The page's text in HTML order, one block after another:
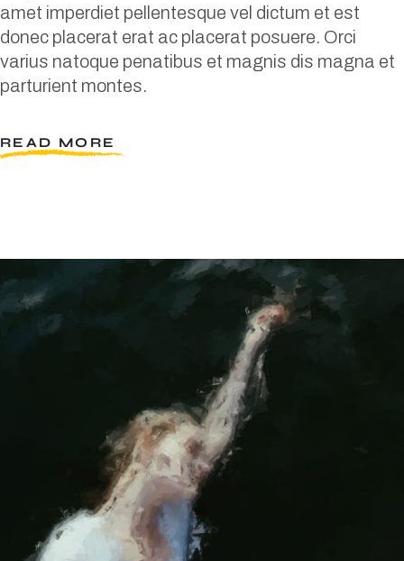
amet imperdiet pellentesque vel dictum et est
donec placerat erat ac placerat posuere. Orci
varius natoque penatibus et magnis dis magna et
parturient montes.
READ MORE